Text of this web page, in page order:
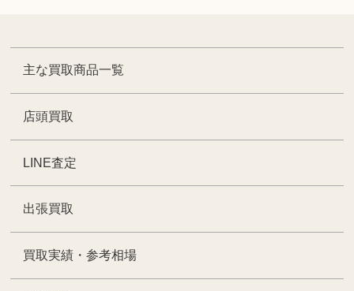
主な買取商品一覧
店頭買取
LINE査定
出張買取
買取実績・参考相場